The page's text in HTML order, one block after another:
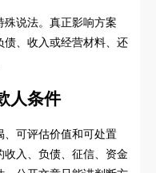
说法。真正影响方案
、收入或经营材料、还
人条件
可评估价值和可处置
入、负债、征信、资金